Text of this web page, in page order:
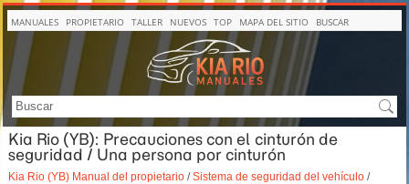
MANUALES PROPIETARIO TALLER NUEVOS TOP MAPA DEL SITIO BUSCAR
Kia Rio (YB): Precauciones con el cinturón de
seguridad / Una persona por cinturón
Kia Rio (YB) Manual del propietario /Sistema de seguridad del vehículo /